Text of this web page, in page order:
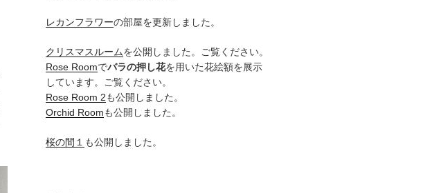
レカンフラワーの部屋を更新しました。
クリスマスルームを公開しました。ご覧ください。
Rose Roomでバラの押し花を用いた花絵額を展示
しています。ご覧ください。
Rose Room 2も公開しました。
Orchid Roomも公開しました。
桜の間１ も公開しました。